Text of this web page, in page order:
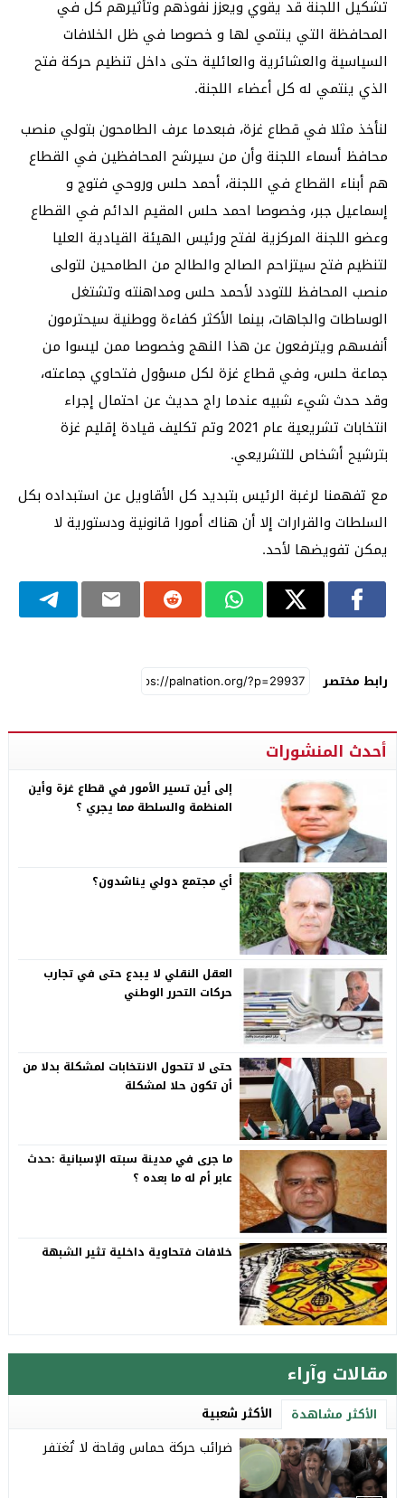
تشكيل اللجنة قد يقوي ويعزز نفوذهم وتأثيرهم كل في
المحافظة التي ينتمي لها و خصوصا في ظل الخلافات
السياسية والعشائرية والعائلية حتى داخل تنظيم حركة فتح
الذي ينتمي له كل أعضاء اللجنة.
لنأخذ مثلا في قطاع غزة، فبعدما عرف الطامحون بتولي منصب
محافظ أسماء اللجنة وأن من سيرشح المحافظين في القطاع
هم أبناء القطاع في اللجنة، أحمد حلس وروحي فتوج و
إسماعيل جبر، وخصوصا احمد حلس المقيم الدائم في القطاع
وعضو اللجنة المركزية لفتح ورئيس الهيئة القيادية العليا
لتنظيم فتح سيتزاحم الصالح والطالح من الطامحين لتولى
منصب المحافظ للتودد لأحمد حلس ومداهنته وتشتغل
الوساطات والجاهات، بينما الأكثر كفاءة ووطنية سيحترمون
أنفسهم ويترفعون عن هذا النهج وخصوصا ممن ليسوا من
جماعة حلس، وفي قطاع غزة لكل مسؤول فتحاوي جماعته،
وقد حدث شيء شبيه عندما راج حديث عن احتمال إجراء
انتخابات تشريعية عام 2021 وتم تكليف قيادة إقليم غزة
بترشيح أشخاص للتشريعي.
مع تفهمنا لرغبة الرئيس بتبديد كل الأقاويل عن استبداده بكل
السلطات والقرارات إلا أن هناك أمورا قانونية ودستورية لا
يمكن تفويضها لأحد.
رابط مختصر
أحدث المنشورات
إلى أين تسير الأمور في قطاع غزة وأين
المنظمة والسلطة مما يجري ؟
أي مجتمع دولي يناشدون؟
العقل النقلي لا يبدع حتى في تجارب
حركات التحرر الوطني
حتى لا تتحول الانتخابات لمشكلة بدلا من
أن تكون حلا لمشكلة
ما جرى في مدينة سبته الإسبانية :حدث
عابر أم له ما بعده ؟
خلافات فتحاوية داخلية تثير الشبهة
مقالات وآراء
الأكثر مشاهدة الأكثر شعبية
ضرائب حركة حماس وقاحة لا تُغتفر